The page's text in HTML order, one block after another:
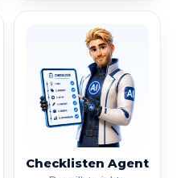
Checklisten Agent